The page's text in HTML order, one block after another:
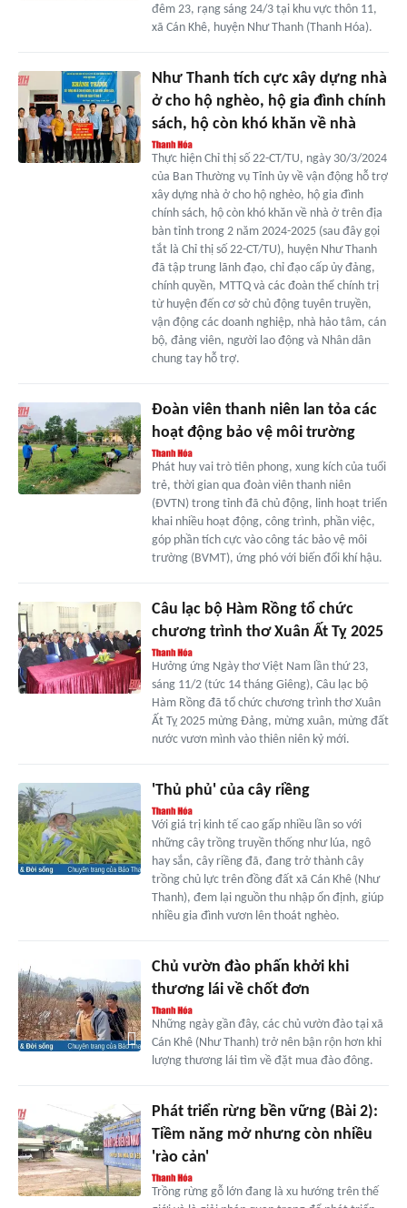
đêm 23, rạng sáng 24/3 tại khu vực thôn 11,
xã Cán Khê, huyện Như Thanh (Thanh Hóa).
Như Thanh tích cực xây dựng nhà
ở cho hộ nghèo, hộ gia đình chính
sách, hộ còn khó khăn về nhà
Thực hiện Chỉ thị số 22-CT/TU, ngày 30/3/2024
của Ban Thường vụ Tỉnh ủy về vận động hỗ trợ
xây dựng nhà ở cho hộ nghèo, hộ gia đình
chính sách, hộ còn khó khăn về nhà ở trên địa
bàn tỉnh trong 2 năm 2024-2025 (sau đây gọi
tắt là Chỉ thị số 22-CT/TU), huyện Như Thanh
đã tập trung lãnh đạo, chỉ đạo cấp ủy đảng,
chính quyền, MTTQ và các đoàn thể chính trị
từ huyện đến cơ sở chủ động tuyên truyền,
vận động các doanh nghiệp, nhà hảo tâm, cán
bộ, đảng viên, người lao động và Nhân dân
chung tay hỗ trợ.
Đoàn viên thanh niên lan tỏa các
hoạt động bảo vệ môi trường
Phát huy vai trò tiên phong, xung kích của tuổi
trẻ, thời gian qua đoàn viên thanh niên
(ĐVTN) trong tỉnh đã chủ động, linh hoạt triển
khai nhiều hoạt động, công trình, phần việc,
góp phần tích cực vào công tác bảo vệ môi
trường (BVMT), ứng phó với biến đổi khí hậu.
Câu lạc bộ Hàm Rồng tổ chức
chương trình thơ Xuân Ất Tỵ 2025
Hưởng ứng Ngày thơ Việt Nam lần thứ 23,
sáng 11/2 (tức 14 tháng Giêng), Câu lạc bộ
Hàm Rồng đã tổ chức chương trình thơ Xuân
Ất Tỵ 2025 mừng Đảng, mừng xuân, mừng đất
nước vươn mình vào thiên niên kỷ mới.
'Thủ phủ' của cây riềng
Với giá trị kinh tế cao gấp nhiều lần so với
những cây trồng truyền thống như lúa, ngô
hay sắn, cây riềng đã, đang trở thành cây
trồng chủ lực trên đồng đất xã Cán Khê (Như
Thanh), đem lại nguồn thu nhập ổn định, giúp
nhiều gia đình vươn lên thoát nghèo.
Chủ vườn đào phấn khởi khi
thương lái về chốt đơn
Những ngày gần đây, các chủ vườn đào tại xã
Cán Khê (Như Thanh) trở nên bận rộn hơn khi
lượng thương lái tìm về đặt mua đào đông.
Phát triển rừng bền vững (Bài 2):
Tiềm năng mở nhưng còn nhiều
'rào cản'
Trồng rừng gỗ lớn đang là xu hướng trên thế